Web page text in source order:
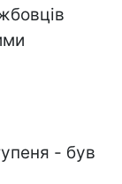
- був